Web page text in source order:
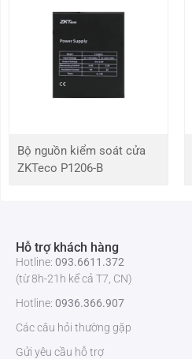
Bộ nguồn kiểm soát cửa
ZKTeco P1206-B
Hỗ trợ khách hàng
Hotline: 093.6611.372
(từ 8h-21h kể cả T7, CN)
Hotline: 0936.366.907
Các câu hỏi thường gặp
Gửi yêu cầu hỗ trợ